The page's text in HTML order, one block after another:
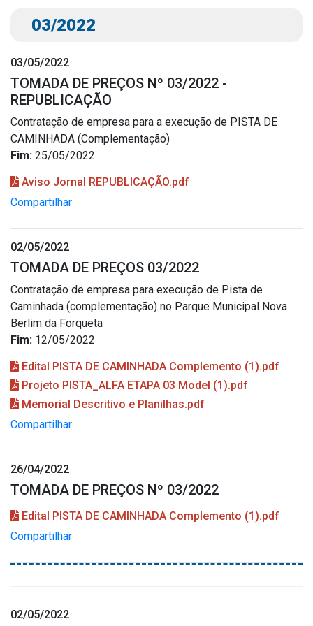
03/2022
03/05/2022
TOMADA DE PREÇOS Nº 03/2022 -
REPUBLICAÇÃO
Contratação de empresa para a execução de PISTA DE
CAMINHADA (Complementação)
Fim: 25/05/2022
Aviso Jornal REPUBLICAÇÃO.pdf
Compartilhar
02/05/2022
TOMADA DE PREÇOS 03/2022
Contratação de empresa para execução de Pista de
Caminhada (complementação) no Parque Municipal Nova
Berlim da Forqueta
Fim: 12/05/2022
Edital PISTA DE CAMINHADA Complemento (1).pdf
Projeto PISTA_ALFA ETAPA 03 Model (1).pdf
Memorial Descritivo e Planilhas.pdf
Compartilhar
26/04/2022
TOMADA DE PREÇOS Nº 03/2022
Edital PISTA DE CAMINHADA Complemento (1).pdf
Compartilhar
02/05/2022